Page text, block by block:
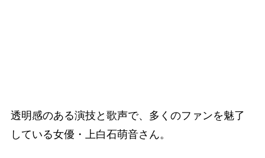
透明感のある演技と歌声で、多くのファンを魅了
している女優・上白石萌音さん。